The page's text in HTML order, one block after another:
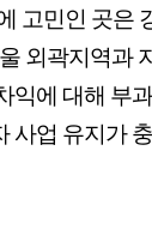
고민인 곳은
외곽지역과
익에 대해 부
사업 유지가